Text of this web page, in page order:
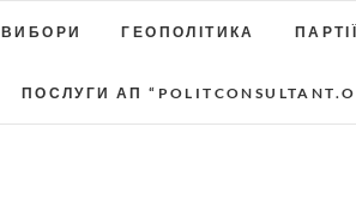
ВИБОРИ ГЕОПОЛІТИКА ПАРТІЇ
ПОСЛУГИ АП